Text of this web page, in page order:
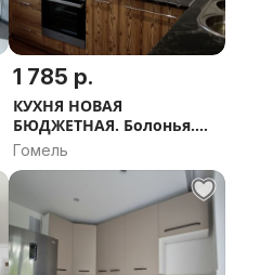
1 785 р.
КУХНЯ НОВАЯ
БЮДЖЕТНАЯ. Болонья.
РАССРОЧКА, ДОСТАВКА,
Гомель